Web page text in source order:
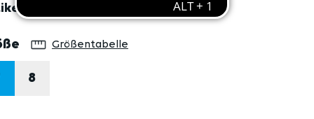
auswählen
Größentabelle
8